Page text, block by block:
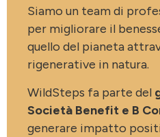
Siamo un team di
per migliorare il
quello del pianeta
rigenerative in natura.
WildSteps fa parte del
Società Benefit e B
generare impatto